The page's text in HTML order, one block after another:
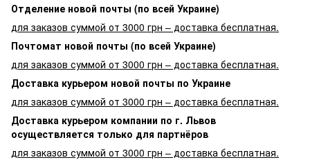
Отделение новой почты (по всей Украине)
для заказов суммой от 3000 грн – доставка бесплатная.
Почтомат новой почты (по всей Украине)
для заказов суммой от 3000 грн – доставка бесплатная.
Доставка курьером новой почты по Украине
для заказов суммой от 3000 грн – доставка бесплатная.
Доставка курьером компании по г. Львов
осуществляется только для партнёров
для заказов суммой от 3000 грн – доставка бесплатная.